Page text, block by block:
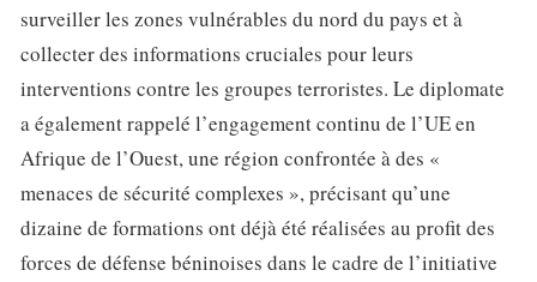
surveiller les zones vulnérables du nord du pays et à
collecter des informations cruciales pour leurs
interventions contre les groupes terroristes. Le diplomate
a également rappelé l’engagement continu de l’UE en
Afrique de l’Ouest, une région confrontée à des «
menaces de sécurité complexes », précisant qu’une
dizaine de formations ont déjà été réalisées au profit des
forces de défense béninoises dans le cadre de l’initiative